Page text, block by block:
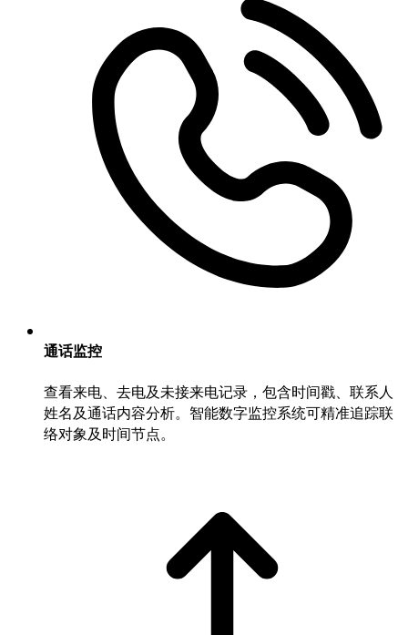
通话监控
查看来电、去电及未接来电记录，包含时间戳、联系人
姓名及通话内容分析。智能数字监控系统可精准追踪联
络对象及时间节点。